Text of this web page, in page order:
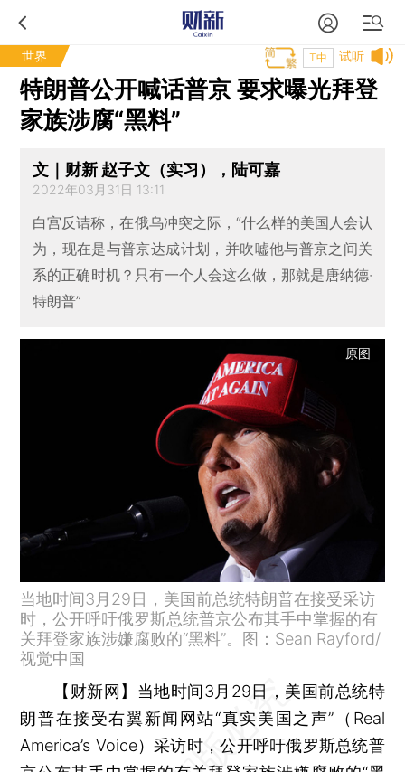
世界 试听
T中
特朗普公开喊话普京 要求曝光拜登
家族涉腐“黑料”
文｜财新 赵子文（实习），陆可嘉
2022年03月31日 13:11
白宫反诘称，在俄乌冲突之际，“什么样的美国人会认
为，现在是与普京达成计划，并吹嘘他与普京之间关
系的正确时机？只有一个人会这么做，那就是唐纳德·
特朗普”
原图
当地时间3月29日，美国前总统特朗普在接受采访
时，公开呼吁俄罗斯总统普京公布其手中掌握的有
关拜登家族涉嫌腐败的“黑料”。图：Sean Rayford/
视觉中国
【财新网】 当地时间3月29日，美国前总统特
朗普在接受右翼新闻网站“真实美国之声”（Real
America’s Voice）采访时，公开呼吁俄罗斯总统普